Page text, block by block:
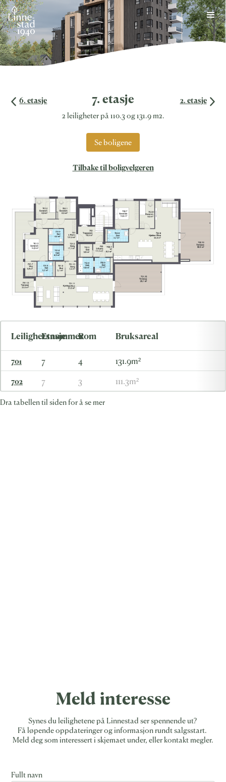
Skip
to
content
6. etasje 7. etasje
2. etasje
2 leiligheter på 110.3 og 131.9 m2.
Se boligene
Tilbake til boligvelgeren
Leilighetsnummer
Etasje Rom Bruksareal
701 7 4 131.9m²
702 7 3 111.3m²
Dra tabellen til siden for å se mer
Meld interesse
Synes du leilighetene på Linnestad ser spennende ut?
Få løpende oppdateringer og informasjon rundt salgsstart.
Meld deg som interessert i skjemaet under, eller kontakt megler.
Fullt navn